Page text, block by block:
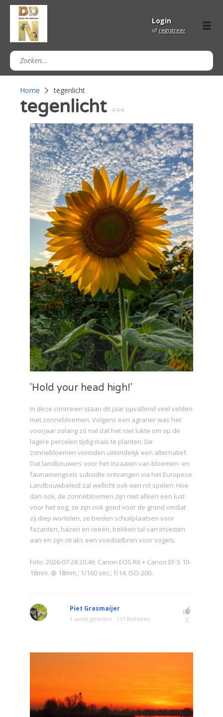
Login
of registreer
Home tegenlicht
tegenlicht 444
'Hold your head high!'
In deze contreien staan dit jaar opvallend veel velden
met zonnebloemen. Volgens een agrariër was het
voorjaar zolang zó nat dat het niet lukte om op de
lagere percelen tijdig mais te planten. De
zonnebloemen vormden uiteindelijk een alternatief.
Dat landbouwers voor het inzaaien van bloemen- en
faunamengsels subsidie ontvangen via het Europese
Landbouwbeleid zal wellicht ook een rol spelen. Hoe
dan ook, de zonnebloemen zijn niet alleen een lust
voor het oog, ze zijn ook goed voor de grond omdat
zij diep wortelen, ze bieden schuilplaatsen voor
fazanten, hazen en reeën, trekken tal van insecten
aan en zijn straks een voedselbron voor vogels.
Foto: 2026-07-28 20.46; Canon EOS R6 + Canon EF-S 10-
18mm. @ 18mm.; 1/160 sec.; f/14; ISO-200.
Piet Grasmaijer
1 week geleden 111 Bekeken 3